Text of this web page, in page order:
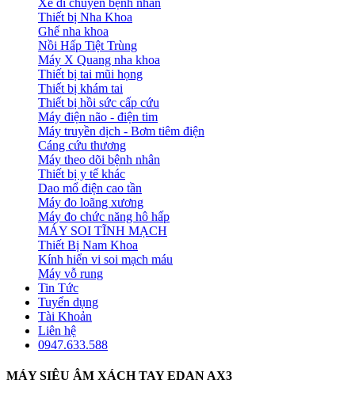
Thiết bị Nha Khoa
Ghế nha khoa
Nồi Hấp Tiệt Trùng
Máy X Quang nha khoa
Thiết bị tai mũi họng
Thiết bị khám tai
Thiết bị hồi sức cấp cứu
Máy điện não - điện tim
Máy truyền dịch - Bơm tiêm điện
Cáng cứu thương
Máy theo dõi bệnh nhân
Thiết bị y tế khác
Dao mổ điện cao tần
Máy đo loãng xương
Máy đo chức năng hô hấp
MÁY SOI TĨNH MẠCH
Thiết Bị Nam Khoa
Kính hiển vi soi mạch máu
Máy vỗ rung
Tin Tức
Tuyển dụng
Tài Khoản
Liên hệ
0947.633.588
MÁY SIÊU ÂM XÁCH TAY EDAN AX3